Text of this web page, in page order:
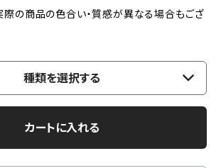
際の商品の色合い・質感が異なる場合もござ
種類を選択する
カートに入れる